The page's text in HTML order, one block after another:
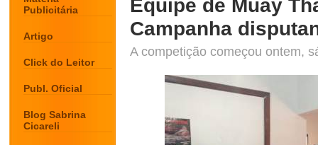
Publicitária
Artigo
Click do Leitor
Publ. Oficial
Blog Sabrina
Cicareli
Equipe de Muay
Campanha
A competição começou ontem,